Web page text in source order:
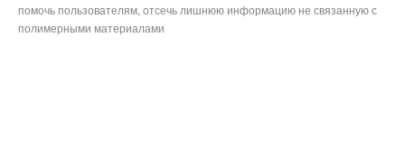
помочь пользователям, отсечь лишнюю информацию не связанную с
полимерными материалами